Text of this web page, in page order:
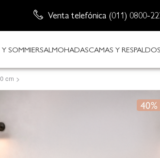
Envío sin cargo
Venta telefónica (011) 0800-
SOMMIERSALMOHADASCAMAS Y RESPALDOS
cm >